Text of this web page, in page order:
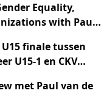
Equality,
with Paul
English Subtitles
finale tussen
U15-1 en CKV
met Paul van de